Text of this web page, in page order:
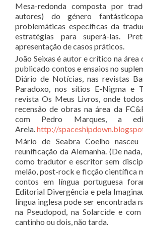
Mesa-redonda composta por
autores) do género
problemáticas específicas da
estratégias para superá-las.
apresentação de casos práticos.
João Seixas é autor e crítico na
publicado contos e ensaios no
Diário de Notícias, nas revistas
Paradoxo, nos sítios E-Nigma e
revista Os Meus Livros, onde
recensão de obras na área da
com Pedro Marques, a
Areia. http://
Mário de Seabra Coelho
reunificação da Alemanha. (De
como tradutor e escritor sem
melão, post-rock e ficção científica
contos em língua portuguesa
Editorial Divergência e pela
língua inglesa pode ser encontrada
na Pseudopod, na Solarcide e
cantinho ou dois, não tarda.